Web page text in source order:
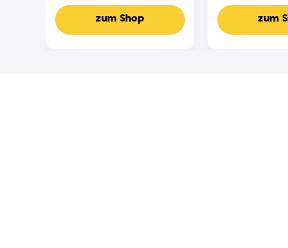
Mehrsprachige Version
zum Shop zum